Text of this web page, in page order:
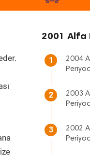
2001 Alfa
1
2004
2
2003
3
2002